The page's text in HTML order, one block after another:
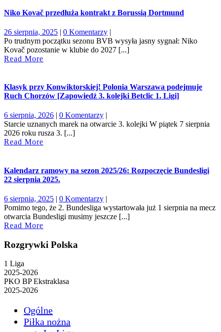
Niko Kovač przedłuża kontrakt z Borussią Dortmund
26 sierpnia, 202526
sierpnia,
2025
| 0 Komentarzy |
Po trudnym początku sezonu BVB wysyła jasny sygnał: Niko
Kovač pozostanie w klubie do 2027 [...]
Read More
Klasyk przy Konwiktorskiej! Polonia Warszawa podejmuje
Ruch Chorzów [Zapowiedź 3. kolejki Betclic 1. Ligi]
6 sierpnia, 20266
sierpnia,
2026
| 0 Komentarzy |
Starcie uznanych marek na otwarcie 3. kolejki W piątek 7 sierpnia
2026 roku rusza 3. [...]
Read More
Kalendarz ramowy na sezon 2025/26: Rozpoczęcie Bundesligi
22 sierpnia 2025.
6 sierpnia, 20256
sierpnia,
2025
| 0 Komentarzy |
Pomimo tego, że 2. Bundesliga wystartowała już 1 sierpnia na mecz
otwarcia Bundesligi musimy jeszcze [...]
Read More
Rozgrywki Polska
1 Liga
2025-2026
PKO BP Ekstraklasa
2025-2026
Ogólne
Piłka nożna